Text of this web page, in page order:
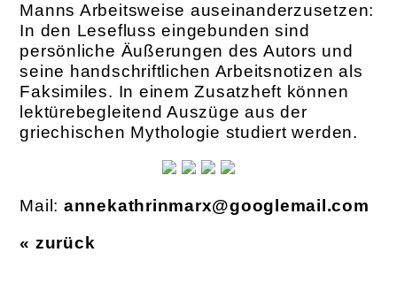
Manns Arbeitsweise auseinanderzusetzen:
In den Lesefluss eingebunden sind
persönliche Äußerungen des Autors und
seine handschriftlichen Arbeitsnotizen als
Faksimiles. In einem Zusatzheft können
lektürebegleitend Auszüge aus der
griechischen Mythologie studiert werden.
Mail: annekathrinmarx@googlemail.com
« zurück